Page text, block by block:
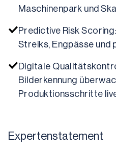
Maschinenpark und
Predictive Risk
Streiks, Engpässe und
Digitale
Bilderkennung
Produktionsschritte
Expertenstatement